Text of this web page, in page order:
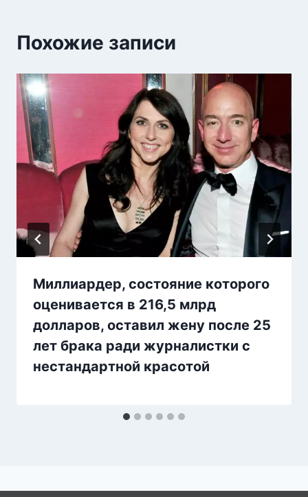
Похожие записи
Миллиардер, состояние которого
оценивается в 216,5 млрд
долларов, оставил жену после 25
лет брака ради журналистки с
нестандартной красотой